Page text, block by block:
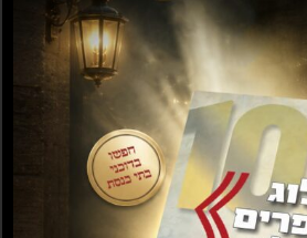
קומיקסבא – בן איש חי
– פורים